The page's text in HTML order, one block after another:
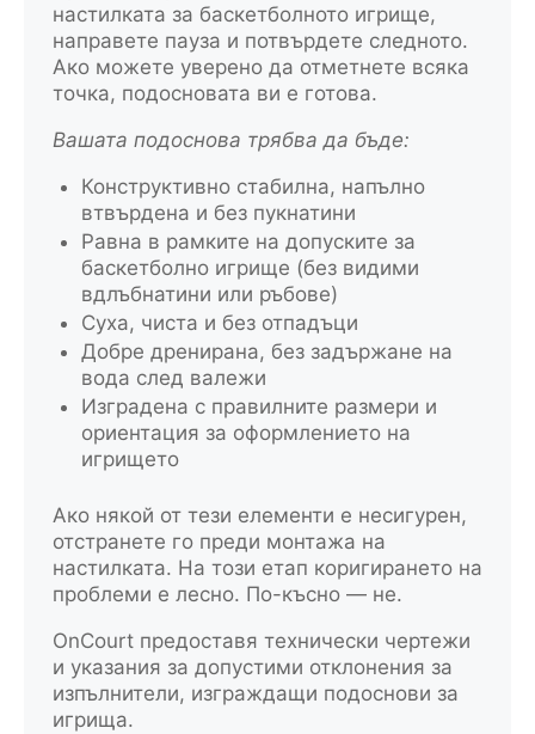
настилката за баскетболното игрище,
направете пауза и потвърдете следното.
Ако можете уверено да отметнете всяка
точка, подосновата ви е готова.
Вашата подоснова трябва да бъде:
Конструктивно стабилна, напълно
втвърдена и без пукнатини
Равна в рамките на допуските за
баскетболно игрище (без видими
вдлъбнатини или ръбове)
Суха, чиста и без отпадъци
Добре дренирана, без задържане на
вода след валежи
Изградена с правилните размери и
ориентация за оформлението на
игрището
Ако някой от тези елементи е несигурен,
отстранете го преди монтажа на
настилката. На този етап коригирането на
проблеми е лесно. По-късно — не.
OnCourt предоставя технически чертежи
и указания за допустими отклонения за
изпълнители, изграждащи подоснови за
игрища.